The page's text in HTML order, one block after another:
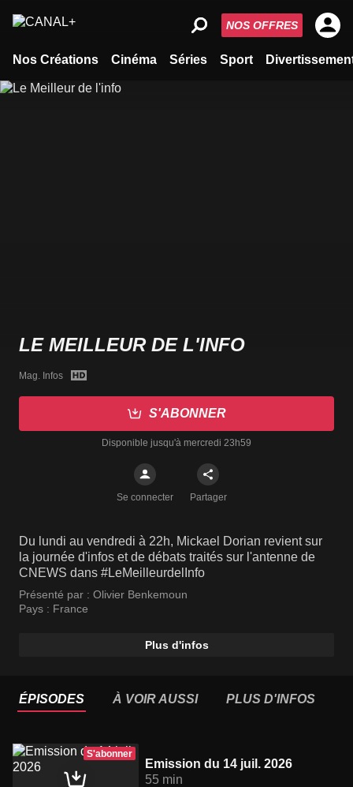
Nos Créations Cinéma Séries Sport
NOS OFFRES
LE MEILLEUR DE L'INFO
Mag. Infos
S'ABONNER
Disponible jusqu'à mercredi 23h59
Se connecter Partager
Du lundi au vendredi à 22h, Mickael Dorian revient sur
la journée d'infos et de débats traités sur l'antenne de
CNEWS dans #LeMeilleurdelInfo
Présenté par : Olivier Benkemoun
Pays : France
Plus d'infos
ÉPISODES À VOIR AUSSI PLUS D'INFOS
S'abonner
Emission du 14 juil. 2026
55 min